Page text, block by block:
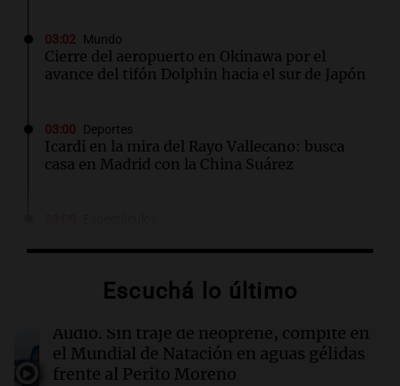
03:02 Mundo
Cierre del aeropuerto en Okinawa por el
avance del tifón Dolphin hacia el sur de Japón
03:00 Deportes
Icardi en la mira del Rayo Vallecano: busca
casa en Madrid con la China Suárez
China Suárez se muda a Madrid
Descuentos de hasta $400 en entradas para
TechCrunch Disrupt 2026 hasta mañana
Escuchá lo último
Audio. Sin traje de neoprene, compite en
el Mundial de Natación en aguas gélidas
frente al Perito Moreno